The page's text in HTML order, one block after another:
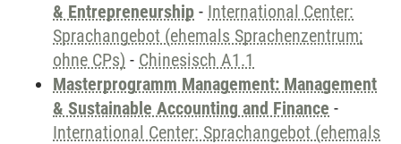
& Entrepreneurship - International Center:
Sprachangebot (ehemals Sprachenzentrum;
ohne CPs) - Chinesisch A1.1
Masterprogramm Management: Management
& Sustainable Accounting and Finance -
International Center: Sprachangebot (ehemals